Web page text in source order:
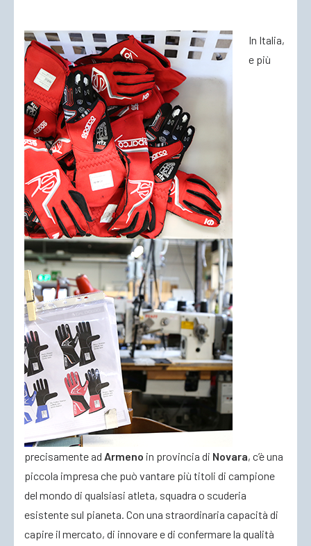
In Italia,
e più
precisamente ad Armeno in provincia di Novara, c’è una
piccola impresa che può vantare più titoli di campione
del mondo di qualsiasi atleta, squadra o scuderia
esistente sul pianeta. Con una straordinaria capacità di
capire il mercato, di innovare e di confermare la qualità